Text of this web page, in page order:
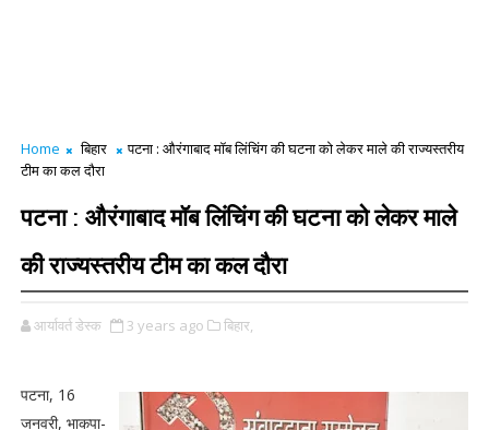
Home बिहार
पटना : औरंगाबाद मॉब लिंचिंग की घटना को लेकर माले की राज्यस्तरीय
टीम का कल दौरा
पटना : औरंगाबाद मॉब लिंचिंग की घटना को लेकर माले
की राज्यस्तरीय टीम का कल दौरा
आर्यावर्त डेस्क 3 years ago बिहार,
पटना, 16
जनवरी, भाकपा-